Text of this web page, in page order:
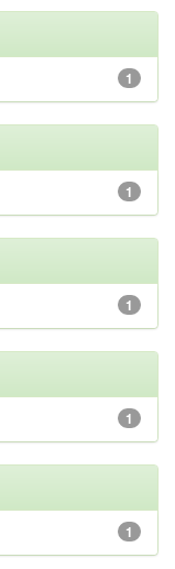
1
1
1
1
1